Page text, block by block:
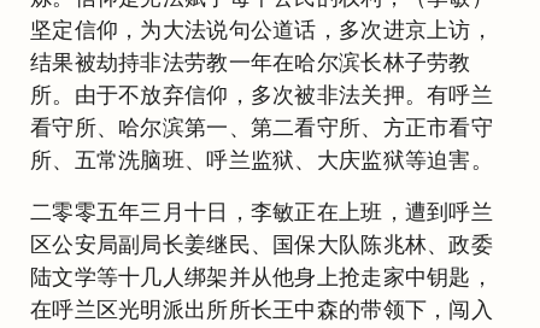
坚定信仰，为大法说句公道话，多次进京上访，
结果被劫持非法劳教一年在哈尔滨长林子劳教
所。由于不放弃信仰，多次被非法关押。有呼兰
看守所、哈尔滨第一、第二看守所、方正市看守
所、五常洗脑班、呼兰监狱、大庆监狱等迫害。
二零零五年三月十日，李敏正在上班，遭到呼兰
区公安局副局长姜继民、国保大队陈兆林、政委
陆文学等十几人绑架并从他身上抢走家中钥匙，
在呼兰区光明派出所所长王中森的带领下，闯入